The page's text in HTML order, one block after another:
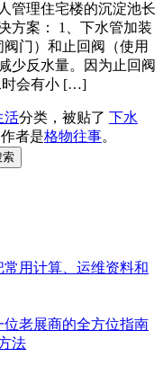
管理住宅楼的沉淀池长
方案： 1、下水管加装
门）和止回阀（使用
少反水量。因为止回阀
时会有小 […]
活分类，被贴了 下水
作者是格物往事。
用计算、运维资料和
老展商的全方位指南
法